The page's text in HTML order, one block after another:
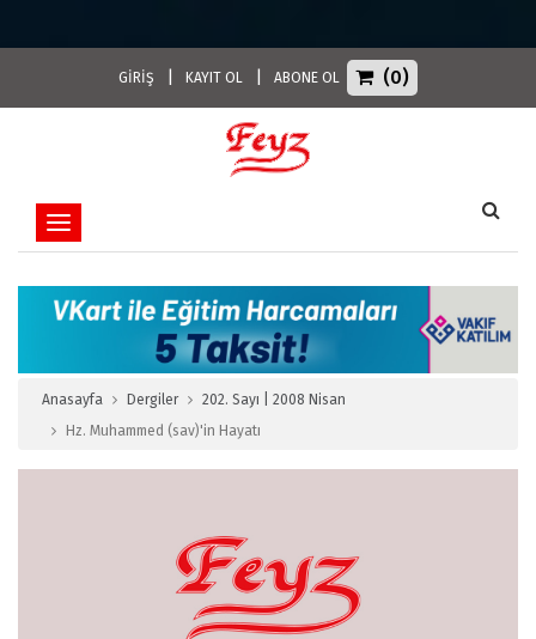
GİRİŞ KAYIT OL ABONE OL (0)
Toggle navigation
Anasayfa Dergiler
202. Sayı | 2008 Nisan
Hz. Muhammed (sav)'in Hayatı